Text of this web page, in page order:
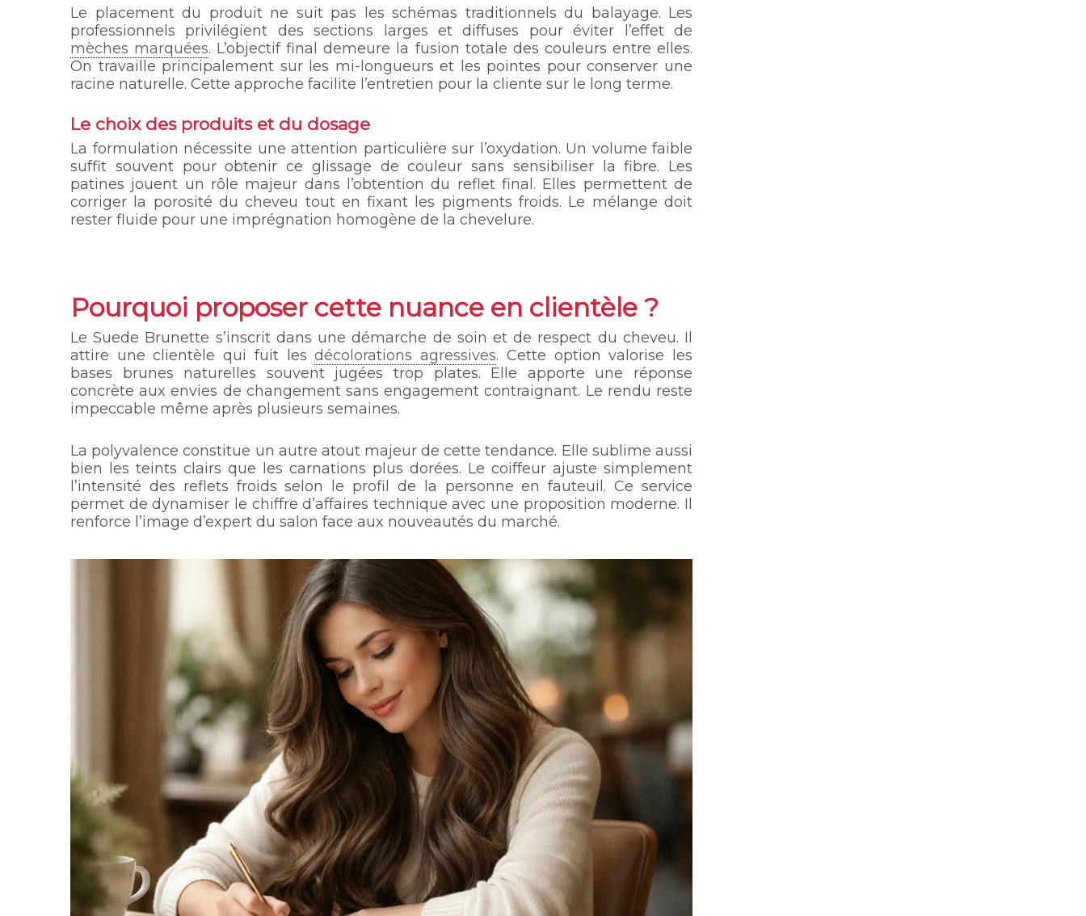
Le placement du produit ne suit pas les schémas traditionnels du balayage. Les
professionnels privilégient des sections larges et diffuses pour éviter l’effet de
mèches marquées. L’objectif final demeure la fusion totale des couleurs entre elles.
On travaille principalement sur les mi-longueurs et les pointes pour conserver une
racine naturelle. Cette approche facilite l’entretien pour la cliente sur le long terme.
Le choix des produits et du dosage
La formulation nécessite une attention particulière sur l’oxydation. Un volume faible
suffit souvent pour obtenir ce glissage de couleur sans sensibiliser la fibre. Les
patines jouent un rôle majeur dans l’obtention du reflet final. Elles permettent de
corriger la porosité du cheveu tout en fixant les pigments froids. Le mélange doit
rester fluide pour une imprégnation homogène de la chevelure.
Pourquoi proposer cette nuance en clientèle ?
Le Suede Brunette s’inscrit dans une démarche de soin et de respect du cheveu. Il
attire une clientèle qui fuit lesdécolorations agressives. Cette option valorise les
bases brunes naturelles souvent jugées trop plates. Elle apporte une réponse
concrète aux envies de changement sans engagement contraignant. Le rendu reste
impeccable même après plusieurs semaines.
La polyvalence constitue un autre atout majeur de cette tendance. Elle sublime aussi
bien les teints clairs que les carnations plus dorées. Le coiffeur ajuste simplement
l’intensité des reflets froids selon le profil de la personne en fauteuil. Ce service
permet de dynamiser le chiffre d’affaires technique avec une proposition moderne. Il
renforce l’image d’expert du salon face aux nouveautés du marché.